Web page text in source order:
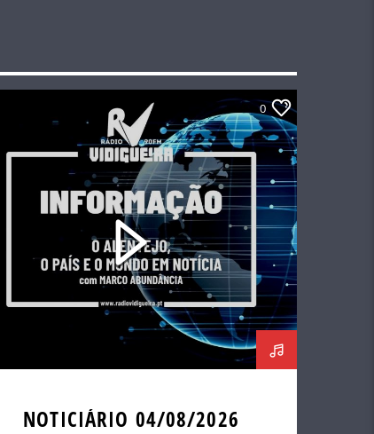
0
NOTICIÁRIO 04/08/2026